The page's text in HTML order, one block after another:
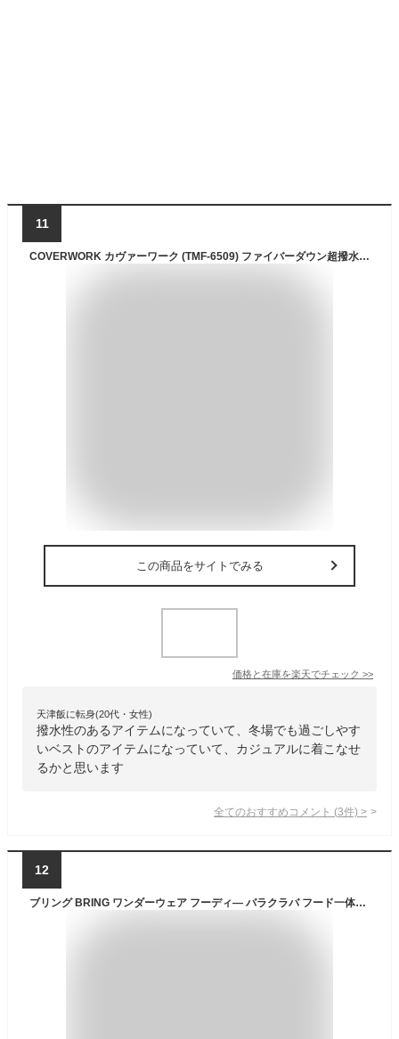
11
COVERWORK カヴァーワーク (TMF-6509) ファイバーダウン超撥水ベスト トップス レディース メンズ ユニセックス ミドルレイヤー アウター 中綿 【ワーク】 【作業用品】【防寒グッズ】
この商品をサイトでみる
価格と在庫を楽天でチェック >>
天津飯に転身(20代・女性)
撥水性のあるアイテムになっていて、冬場でも過ごしやす
いベストのアイテムになっていて、カジュアルに着こなせ
るかと思います
全てのおすすめコメント (3件) >
12
ブリング BRING ワンダーウェア フーディ— バラクラバ フード一体型 目だし パーカー オールジェンダー ニット セーター ベースレイヤー ミドルレイヤー メリノウール WUNDERWEAR HOODIE BW0503 BW0500【サステナブル素材】【リサイクル素材】